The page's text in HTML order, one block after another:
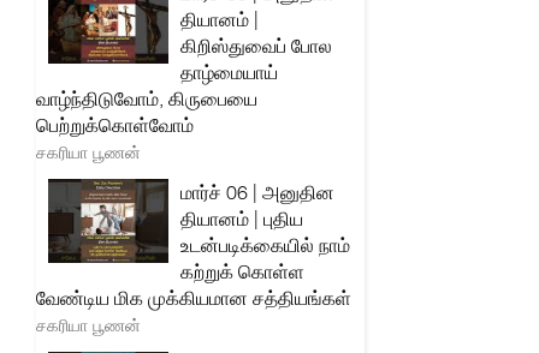
தியானம் |
கிறிஸ்துவைப் போல
தாழ்மையாய்
வாழ்ந்திடுவோம், கிருபையை
பெற்றுக்கொள்வோம்
சகரியா பூணன்
மார்ச் 06 | அனுதின
தியானம் | புதிய
உடன்படிக்கையில் நாம்
கற்றுக் கொள்ள
வேண்டிய மிக முக்கியமான சத்தியங்கள்
சகரியா பூணன்